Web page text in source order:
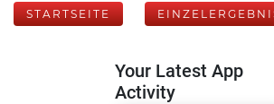
STARTSEITE
Your Latest App
Activity